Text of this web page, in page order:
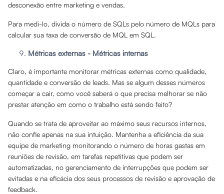
desconexão entre marketing e vendas.
Para medi-lo, divida o número de SQLs pelo número de MQLs para
calcular sua taxa de conversão de MQL em SQL.
Métricas externas - Métricas internas
Claro, é importante monitorar métricas externas como qualidade,
quantidade e conversão de leads. Mas se algum desses números
começar a cair, como você saberá o que precisa melhorar se não
prestar atenção em como o trabalho está sendo feito?
Quando se trata de aproveitar ao máximo seus recursos internos,
não confie apenas na sua intuição. Mantenha a eficiência da sua
equipe de marketing monitorando o número de horas gastas em
reuniões de revisão, em tarefas repetitivas que podem ser
automatizadas, no gerenciamento de interrupções que podem ser
evitadas e na eficácia dos seus processos de revisão e aprovação de
feedback.